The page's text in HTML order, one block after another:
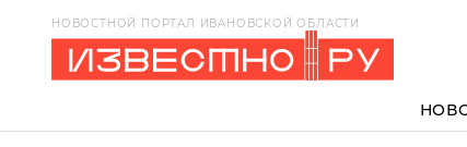
НОВОСТНОЙ ПОРТАЛ ИВАНОВСКОЙ ОБЛАСТИ